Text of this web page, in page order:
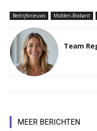
Bedrijfsnieuws Midden-Brabant
Team
MEER BERICHTEN